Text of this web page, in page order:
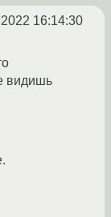
16:14:30
видишь